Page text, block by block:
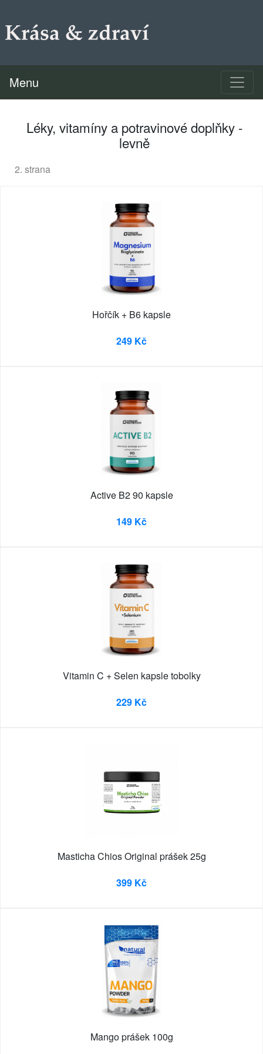
Menu
Léky, vitamíny a potravinové doplňky -
levně
2. strana
Hořčík + B6 kapsle
249 Kč
Active B2 90 kapsle
149 Kč
Vitamin C + Selen kapsle tobolky
229 Kč
Masticha Chios Original prášek 25g
399 Kč
Mango prášek 100g